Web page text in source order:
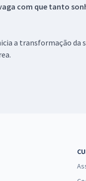
com que tanto
a transformação